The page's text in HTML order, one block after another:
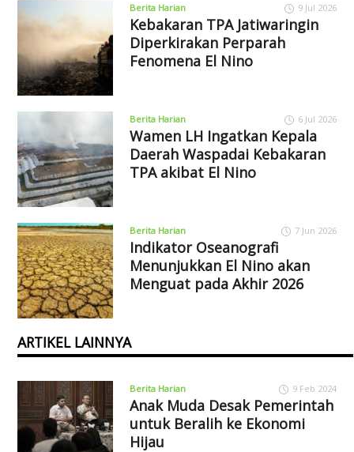
Berita Harian 9 Jul 2026
Kebakaran TPA Jatiwaringin
Diperkirakan Perparah
Fenomena El Nino
Berita Harian 6 Jul 2026
Wamen LH Ingatkan Kepala
Daerah Waspadai Kebakaran
TPA akibat El Nino
Berita Harian 7 Jun 2026
Indikator Oseanografi
Menunjukkan El Nino akan
Menguat pada Akhir 2026
ARTIKEL LAINNYA
Berita Harian 9 Feb 2024
Anak Muda Desak Pemerintah
untuk Beralih ke Ekonomi
Hijau